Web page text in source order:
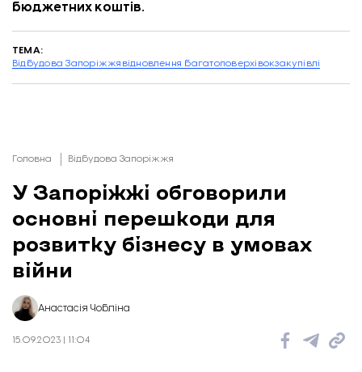
бюджетних коштів.
ТЕМА:
Відбудова Запоріжжя відновлення багатоповерхівокзакупівлі
Головна Відбудова Запоріжжя
У Запоріжжі обговорили
основні перешкоди для
розвитку бізнесу в умовах
війни
Анастасія Чобліна
15.09.2023 | 11:04